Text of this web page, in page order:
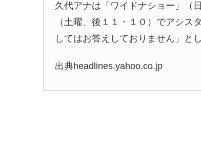
久代アナは「ワイドナショー」（
（土曜、後１１・１０）でアシス
してはお答えしておりません」とし
出典headlines.yahoo.co.jp